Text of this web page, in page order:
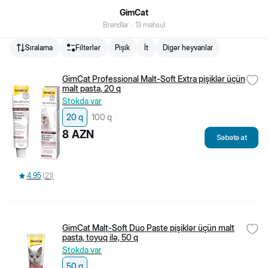
GimCat
Brendlər · 13 məhsul
Sıralama Filterlər Pişik İt Digər heyvanlar
4.95 (21)
GimCat Professional Malt-Soft Extra pişiklər üçün
malt pasta, 20 q
Stokda var
20 q
100 q
8 AZN Səbətə at
GimCat Malt-Soft Duo Paste pişiklər üçün malt
pasta, toyuq ilə, 50 q
Stokda var
50 q
zoomagazin və zoomarketdir.
VÖEN
2006199541
876 + 994 50 400 08 76
Müştəri xidmətləri
Filiallarımız